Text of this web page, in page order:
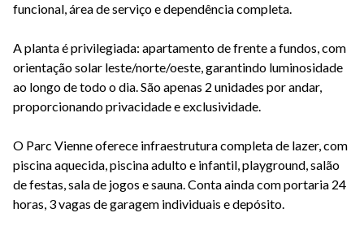
funcional, área de serviço e dependência completa.
A planta é privilegiada: apartamento de frente a fundos, com
orientação solar leste/norte/oeste, garantindo luminosidade
ao longo de todo o dia. São apenas 2 unidades por andar,
proporcionando privacidade e exclusividade.
O Parc Vienne oferece infraestrutura completa de lazer, com
piscina aquecida, piscina adulto e infantil, playground, salão
de festas, sala de jogos e sauna. Conta ainda com portaria 24
horas, 3 vagas de garagem individuais e depósito.